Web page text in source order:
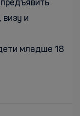
визу и
младше 18